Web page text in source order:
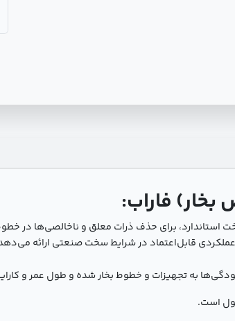
و ساخت استاندارد، برای حذف ذرات معلق و
به تجهیزات و خطوط بخار شده و طول عمر
است.